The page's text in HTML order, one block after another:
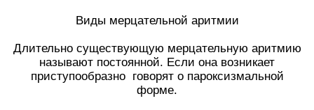
Виды мерцательной аритмии
Длительно существующую мерцательную аритмию
называют постоянной. Если она возникает
приступообразно говорят о пароксизмальной
форме.